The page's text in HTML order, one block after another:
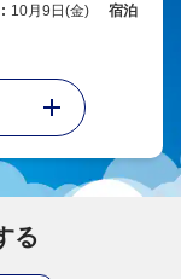
10月9日(金)
宿泊
る